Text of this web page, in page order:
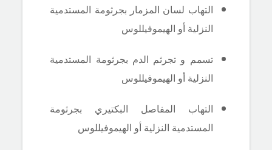
التهاب لسان المزمار بجرثومة المستدمية
النزلية أو الهيموفيللوس
تسمم و تجرثم الدم بجرثومة المستدمية
النزلية أو الهيموفيللوس
التهاب المفاصل البكتيري بجرثومة
المستدمية النزلية أو الهيموفيللوس